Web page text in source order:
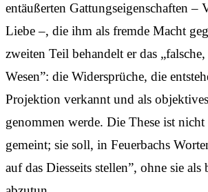
entäußerten Gattungseigenschaften –
Liebe –, die ihm als fremde Macht
zweiten Teil behandelt er das
Wesen”: die Widersprüche, die
Projektion verkannt und als
genommen werde. Die These ist
gemeint; sie soll, in Feuerbachs
auf das Diesseits stellen”, ohne sie